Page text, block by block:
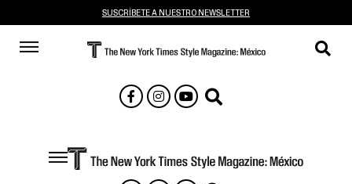
SUSCRÍBETE A NUESTRO NEWSLETTER